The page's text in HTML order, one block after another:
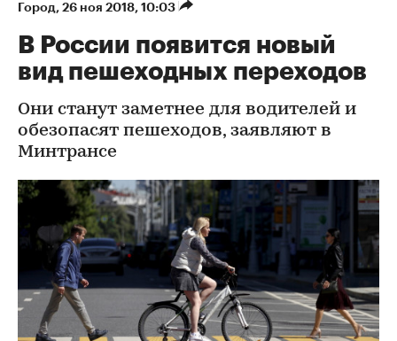
Город⁠, 26 ноя 2018, 10:03
В России появится новый
вид пешеходных переходов
Они станут заметнее для водителей и
обезопасят пешеходов, заявляют в
Минтрансе